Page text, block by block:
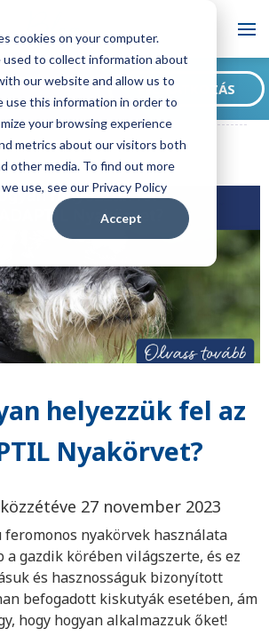
cookies on your computer.
used to collect information about
our website and allow us to
use this information in order to
your browsing experience
metrics about our visitors both
other media. To find out more
use, see our Privacy Policy
Accept
Blog
Hogyan helyezzük fel az ADAPTIL Nyakörvet?
FELIRATKOZÁS
helyezzük fel az
Nyakörvet?
27 november 2023
nyakörvek használata
gazdik körében világszerte, és ez
és hasznosságuk bizonyított
befogadott kiskutyák esetében, ám
hogy hogyan alkalmazzuk őket!